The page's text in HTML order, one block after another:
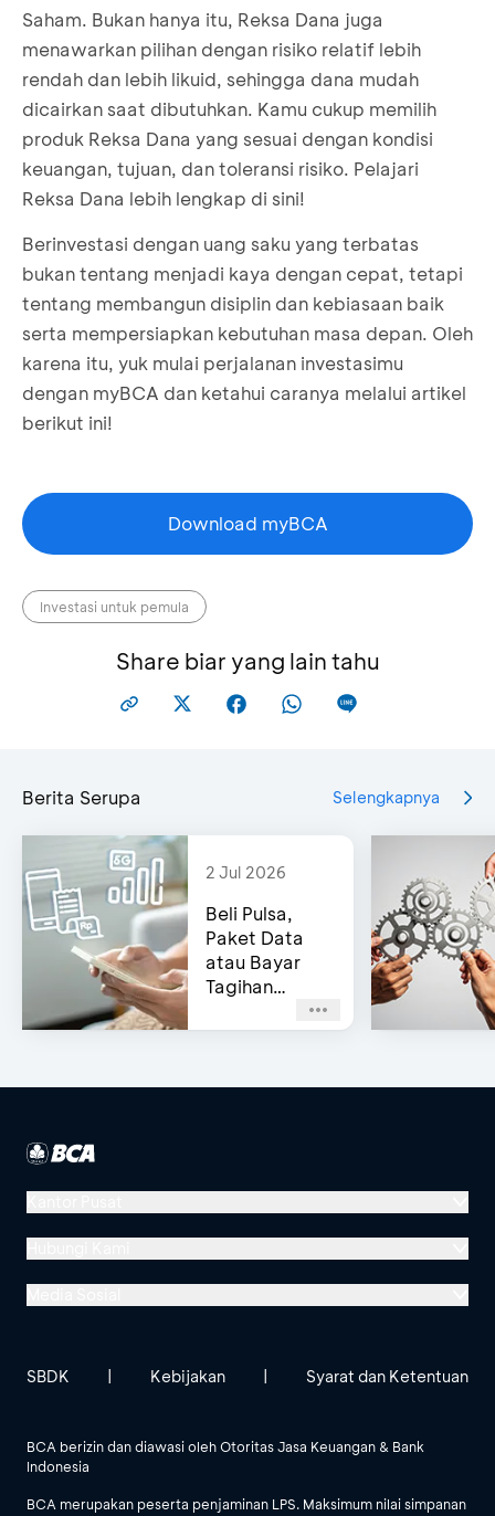
Saham. Bukan hanya itu, Reksa Dana juga
menawarkan pilihan dengan risiko relatif lebih
rendah dan lebih likuid, sehingga dana mudah
dicairkan saat dibutuhkan. Kamu cukup memilih
produk Reksa Dana yang sesuai dengan kondisi
keuangan, tujuan, dan toleransi risiko. Pelajari
Reksa Dana lebih lengkap di sini!
Berinvestasi dengan uang saku yang terbatas
bukan tentang menjadi kaya dengan cepat, tetapi
tentang membangun disiplin dan kebiasaan baik
serta mempersiapkan kebutuhan masa depan. Oleh
karena itu, yuk mulai perjalanan investasimu
dengan myBCA dan ketahui caranya melalui artikel
berikut ini!
Download myBCA
Investasi untuk pemula
Share biar yang lain tahu
Berita Serupa Selengkapnya
2 Jul 2026
Beli Pulsa,
Paket Data
atau Bayar
Tagihan
Pascabayar?
Bisa di e-
Menara BCA, Grand Indonesia
Jl. MH Thamrin No. 1
Lihat Semua Media Sosial
BCA berizin dan diawasi oleh Otoritas Jasa Keuangan & Bank
Indonesia
BCA merupakan peserta penjaminan LPS. Maksimum nilai simpanan
SBDK | Kebijakan | Syarat dan Ketentuan